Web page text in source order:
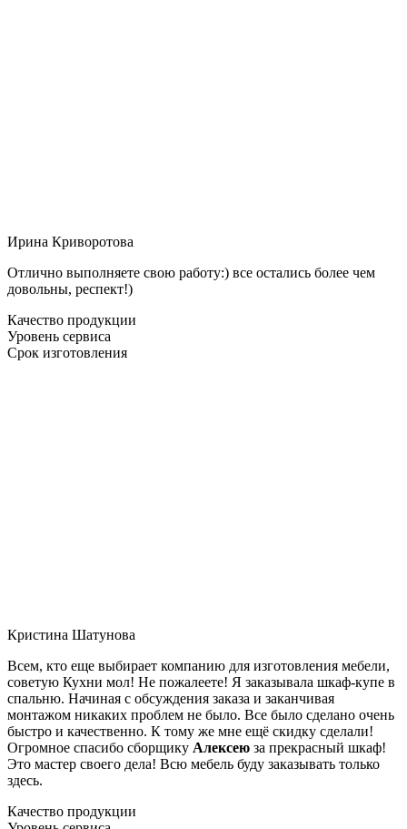
Ирина Криворотова
Отлично выполняете свою работу:) все остались более чем
довольны, респект!)
Качество продукции
Уровень сервиса
Срок изготовления
Кристина Шатунова
Всем, кто еще выбирает компанию для изготовления мебели,
советую Кухни мол! Не пожалеете! Я заказывала шкаф-купе в
спальню. Начиная с обсуждения заказа и заканчивая
монтажом никаких проблем не было. Все было сделано очень
быстро и качественно. К тому же мне ещё скидку сделали!
Огромное спасибо сборщику Алексею за прекрасный шкаф!
Это мастер своего дела! Всю мебель буду заказывать только
здесь.
Качество продукции